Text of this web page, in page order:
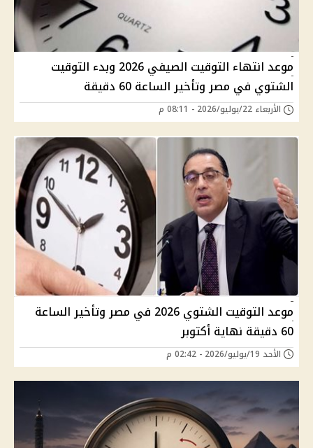
موعد انتهاء التوقيت الصيفي 2026 وبدء التوقيت
الشتوي في مصر وتأخير الساعة 60 دقيقة
الأربعاء 22/يوليو/2026 - 08:11 م
موعد التوقيت الشتوي 2026 في مصر وتأخير الساعة
60 دقيقة نهاية أكتوبر
الأحد 19/يوليو/2026 - 02:42 م